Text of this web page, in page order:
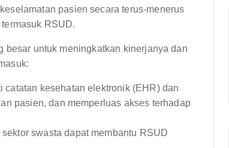
pasien secara terus-menerus
RSUD.
untuk meningkatkan kinerjanya dan
catatan kesehatan elektronik (EHR) dan
pasien, dan memperluas akses terhadap
swasta dapat membantu RSUD